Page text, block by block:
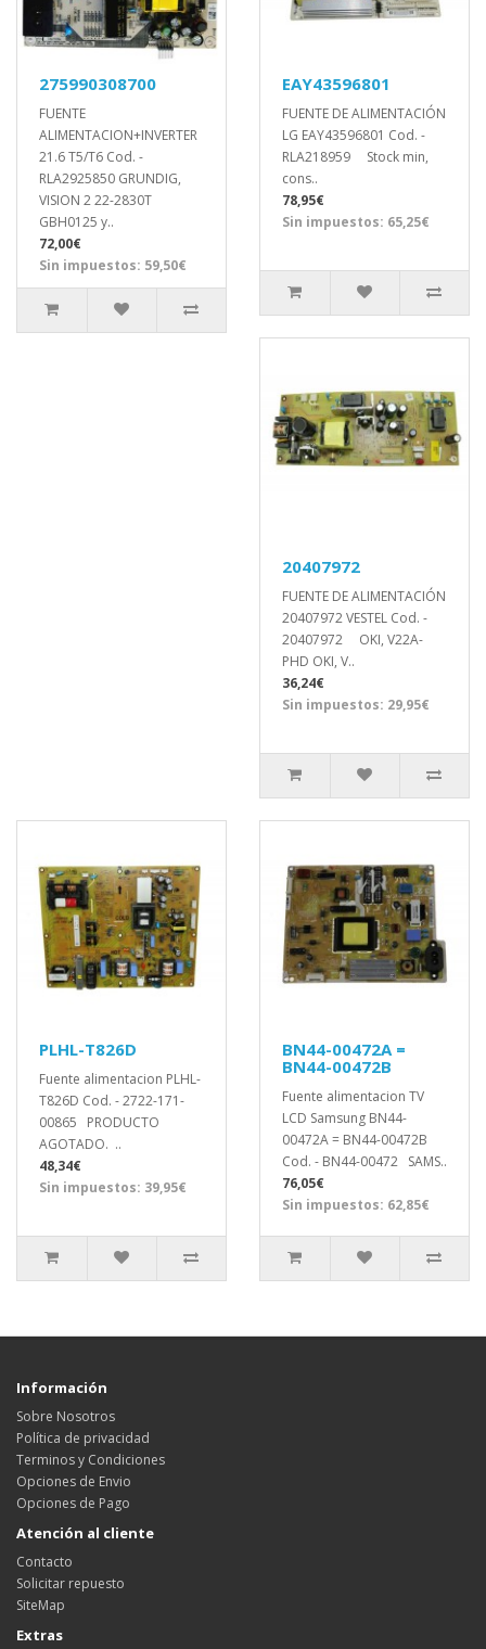
275990308700
FUENTE
ALIMENTACION+INVERTER
21.6 T5/T6 Cod. -
RLA2925850 GRUNDIG,
VISION 2 22-2830T
GBH0125 y..
72,00€
Sin impuestos: 59,50€
EAY43596801
FUENTE DE ALIMENTACIÓN
LG EAY43596801 Cod. -
RLA218959 Stock min,
cons..
78,95€
Sin impuestos: 65,25€
20407972
FUENTE DE ALIMENTACIÓN
20407972 VESTEL Cod. -
20407972 OKI, V22A-
PHD OKI, V..
36,24€
Sin impuestos: 29,95€
PLHL-T826D
Fuente alimentacion PLHL-
T826D Cod. - 2722-171-
00865 PRODUCTO
AGOTADO. ..
48,34€
Sin impuestos: 39,95€
BN44-00472A =
BN44-00472B
Fuente alimentacion TV
LCD Samsung BN44-
00472A = BN44-00472B
Cod. - BN44-00472 SAMS..
76,05€
Sin impuestos: 62,85€
Información
Sobre Nosotros
Política de privacidad
Terminos y Condiciones
Opciones de Envio
Opciones de Pago
Atención al cliente
Contacto
Solicitar repuesto
SiteMap
Extras